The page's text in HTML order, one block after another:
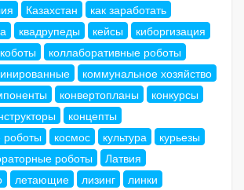
Казахстан
как заработать
квадрупеды кейсы
киборгизация
коботы
коллаборативные роботы
коммунальное хозяйство
конвертопланы
конкурсы
концепты
роботы
космос культура
курьезы
роботы
Латвия
летающие лизинг
линки